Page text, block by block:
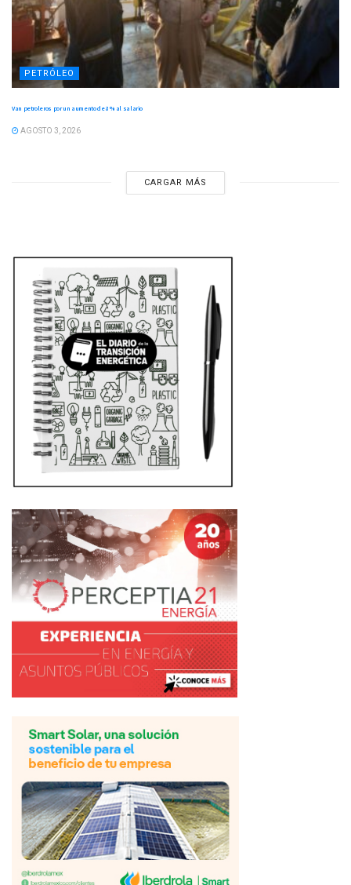
PETRÓLEO
Van petroleros por un aumento de 8 % al salario
AGOSTO 3, 2026
CARGAR MÁS